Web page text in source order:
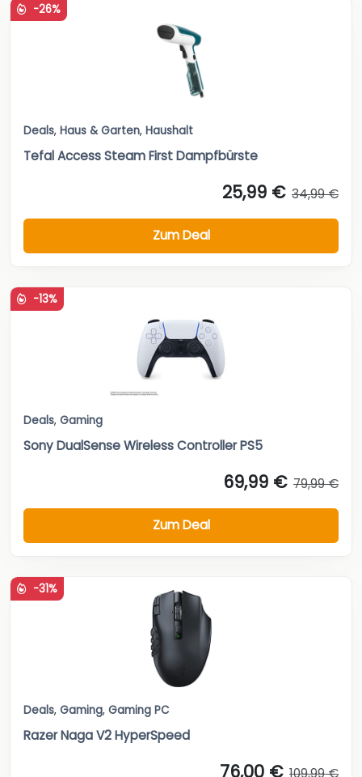
-26%
Deals, Haus & Garten, Haushalt
Tefal Access Steam First Dampfbürste
25,99 € 34,99 €
Zum Deal
-13%
Deals, Gaming
Sony DualSense Wireless Controller PS5
69,99 € 79,99 €
Zum Deal
-31%
Deals, Gaming, Gaming PC
Razer Naga V2 HyperSpeed
76,00 € 109,99 €